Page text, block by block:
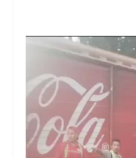
Reproductor